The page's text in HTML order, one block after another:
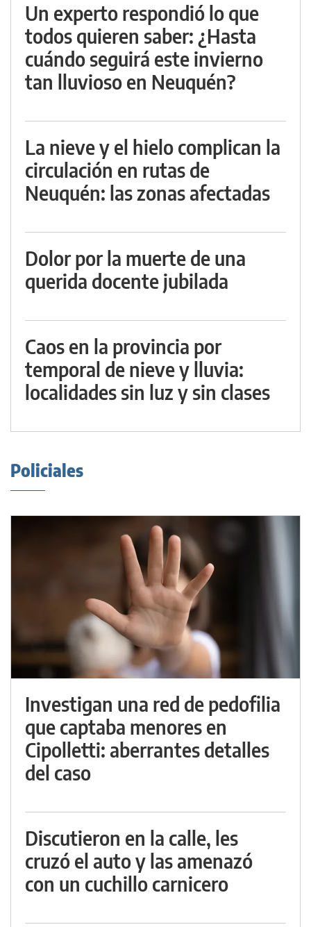
Un experto respondió lo que
todos quieren saber: ¿Hasta
cuándo seguirá este invierno
tan lluvioso en Neuquén?
La nieve y el hielo complican la
circulación en rutas de
Neuquén: las zonas afectadas
Dolor por la muerte de una
querida docente jubilada
Caos en la provincia por
temporal de nieve y lluvia:
localidades sin luz y sin clases
Policiales
Investigan una red de pedofilia
que captaba menores en
Cipolletti: aberrantes detalles
del caso
Discutieron en la calle, les
cruzó el auto y las amenazó
con un cuchillo carnicero